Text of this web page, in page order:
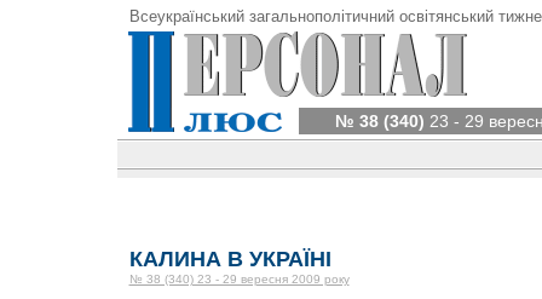
Всеукраїнський загальнополітичний освітянський
№ 38 (340) 23 - 29
КАЛИНА В УКРАЇНІ
№ 38 (340) 23 - 29 вересня 2009 року